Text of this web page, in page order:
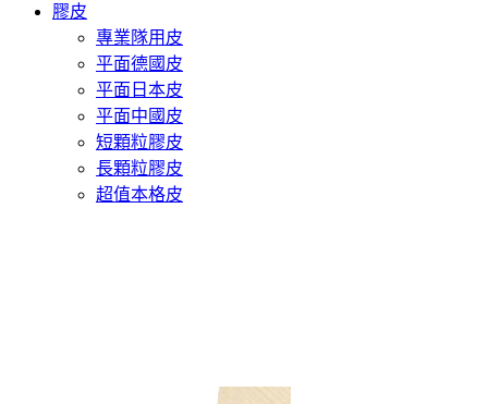
膠皮
專業隊用皮
平面德國皮
平面日本皮
平面中國皮
短顆粒膠皮
長顆粒膠皮
超值本格皮